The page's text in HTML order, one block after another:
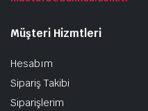
Müşteri Hizmtleri
Hesabım
Sipariş Takibi
Siparişlerim